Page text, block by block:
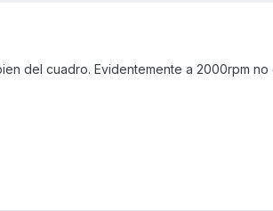
del cuadro. Evidentemente a 2000rpm